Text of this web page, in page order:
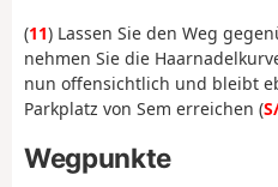
(11) Lassen Sie den Weg
nehmen Sie die
nun offensichtlich und bleibt
Parkplatz von Sem erreichen (
Wegpunkte